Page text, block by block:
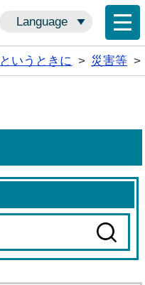
Language
いうときに > 災害等 >